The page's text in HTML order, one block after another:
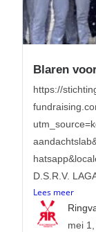
Blaren
https://
D.S.R.V.
Lees meer
mei